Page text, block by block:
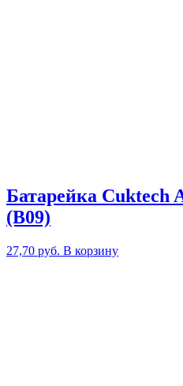
Батарейка Cuktech
(B09)
27,70 руб. В корзину